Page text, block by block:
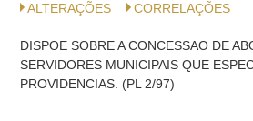
ALTERAÇÕES CORRELAÇÕES
DISPOE SOBRE A CONCESSAO DE
SERVIDORES MUNICIPAIS QUE
PROVIDENCIAS. (PL 2/97)